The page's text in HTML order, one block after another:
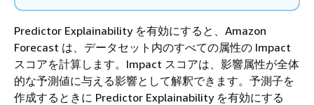
Predictor Explainability を有効にすると、Amazon
Forecast は、データセット内のすべての属性の Impact
スコアを計算します。Impact スコアは、影響属性が全体
的な予測値に与える影響として解釈できます。予測子を
作成するときに Predictor Explainability を有効にする